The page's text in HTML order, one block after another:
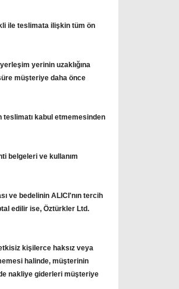
ile teslimata ilişkin tüm ön
yerinin uzaklığına
müşteriye daha önce
kabul etmemesinden
belgeleri ve kullanım
ve bedelinin ALICI'nın tercih
edilir ise, Öztürkler Ltd.
kişilerce haksız veya
halinde, müşterinin
nakliye giderleri müşteriye